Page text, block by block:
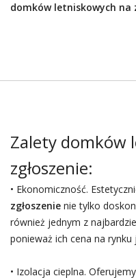
domków letniskowych na
Zalety domków
zgłoszenie:
• Ekonomiczność.
zgłoszenienie tylko
również jednym z
ponieważ ich cena na
• Izolacja cieplna.